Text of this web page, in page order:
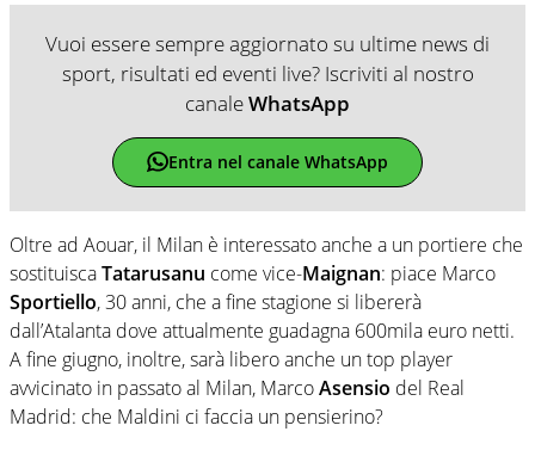
Vuoi essere sempre aggiornato su ultime news di
sport, risultati ed eventi live? Iscriviti al nostro
canaleWhatsApp
Entra nel canale WhatsApp
Oltre ad Aouar, il Milan è interessato anche a un portiere che
sostituiscaTatarusanu come vice-Maignan: piace Marco
Sportiello, 30 anni, che a fine stagione si libererà
dall’Atalanta dove attualmente guadagna 600mila euro netti.
A fine giugno, inoltre, sarà libero anche un top player
avvicinato in passato al Milan, MarcoAsensio del Real
Madrid: che Maldini ci faccia un pensierino?